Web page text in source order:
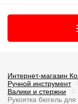
Интернет-магазин
Ручной инструмент
Валики и стержни
Рукоятка бюгель